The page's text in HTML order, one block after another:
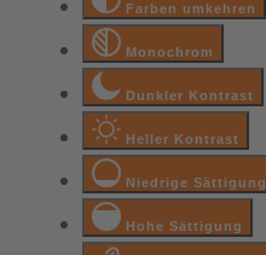
Farben umkehren
Monochrom
Dunkler Kontrast
Heller Kontrast
Niedrige Sättigung
Hohe Sättigung